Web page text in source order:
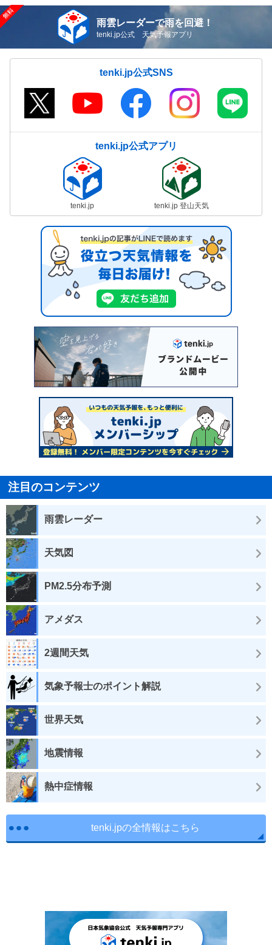
雨雲レーダーで雨を回避！
tenki.jp公式 天気予報アプリ
tenki.jp公式SNS
tenki.jp公式アプリ
tenki.jp tenki.jp 登山天気
注目のコンテンツ
雨雲レーダー
天気図
PM2.5分布予測
アメダス
2週間天気
気象予報士のポイント解説
世界天気
地震情報
熱中症情報
tenki.jpの全情報はこちら